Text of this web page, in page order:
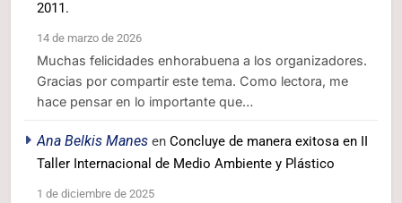
2011.
14 de marzo de 2026
Muchas felicidades enhorabuena a los organizadores.
Gracias por compartir este tema. Como lectora, me
hace pensar en lo importante que…
Ana Belkis Manes en Concluye de manera exitosa en II
Taller Internacional de Medio Ambiente y Plástico
1 de diciembre de 2025